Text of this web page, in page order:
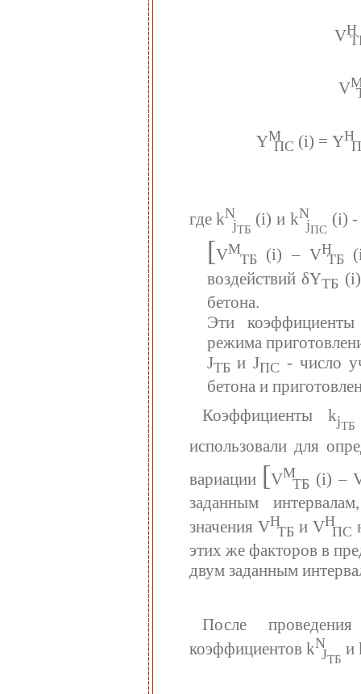
VН
V
YМ
ПС (i) = YН
где kN
jТБ (i) и kN
jПС (i) -
[VМ
ТБ (i) – VН
ТБ
воздействий δYTБ
бетона.
Эти коэффициенты
режима
JТБ и JПС - число
бетона и
Коэффициенты kjТБ
использовали для
вариации [VМ
ТБ (i) –
заданным
значения VН
ТБ и VН
ПС
этих же факторов в
двум заданным
После проведения
коэффициентов kN
JТБ и